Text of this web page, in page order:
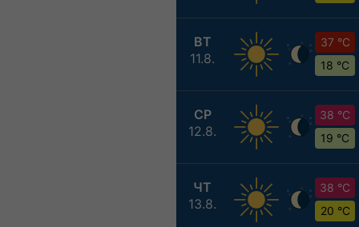
ВТ
11.8.
37 °C
18 °C
СР
12.8.
38 °C
19 °C
ЧТ
13.8.
38 °C
20 °C